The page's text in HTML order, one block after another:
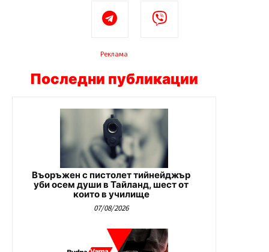
Реклама
Последни публикации
Въоръжен с пистолет тийнейджър
уби осем души в Тайланд, шест от
които в училище
07/08/2026